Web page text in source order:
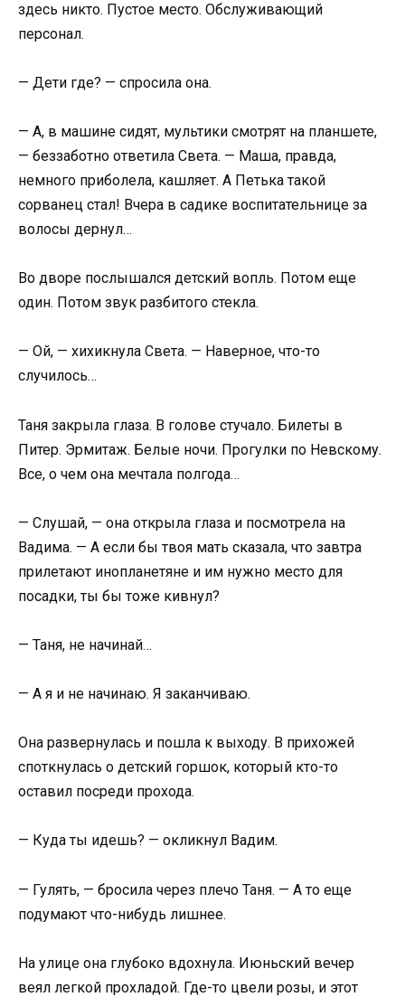
здесь никто. Пустое место. Обслуживающий
персонал.
— Дети где? — спросила она.
— А, в машине сидят, мультики смотрят на планшете,
— беззаботно ответила Света. — Маша, правда,
немного приболела, кашляет. А Петька такой
сорванец стал! Вчера в садике воспитательнице за
волосы дернул…
Во дворе послышался детский вопль. Потом еще
один. Потом звук разбитого стекла.
— Ой, — хихикнула Света. — Наверное, что-то
случилось…
Таня закрыла глаза. В голове стучало. Билеты в
Питер. Эрмитаж. Белые ночи. Прогулки по Невскому.
Все, о чем она мечтала полгода…
— Слушай, — она открыла глаза и посмотрела на
Вадима. — А если бы твоя мать сказала, что завтра
прилетают инопланетяне и им нужно место для
посадки, ты бы тоже кивнул?
— Таня, не начинай…
— А я и не начинаю. Я заканчиваю.
Она развернулась и пошла к выходу. В прихожей
споткнулась о детский горшок, который кто-то
оставил посреди прохода.
— Куда ты идешь? — окликнул Вадим.
— Гулять, — бросила через плечо Таня. — А то еще
подумают что-нибудь лишнее.
На улице она глубоко вдохнула. Июньский вечер
веял легкой прохладой. Где-то цвели розы, и этот